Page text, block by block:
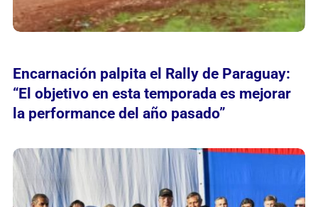
Encarnación palpita el Rally de Paraguay:
“El objetivo en esta temporada es mejorar
la performance del año pasado”